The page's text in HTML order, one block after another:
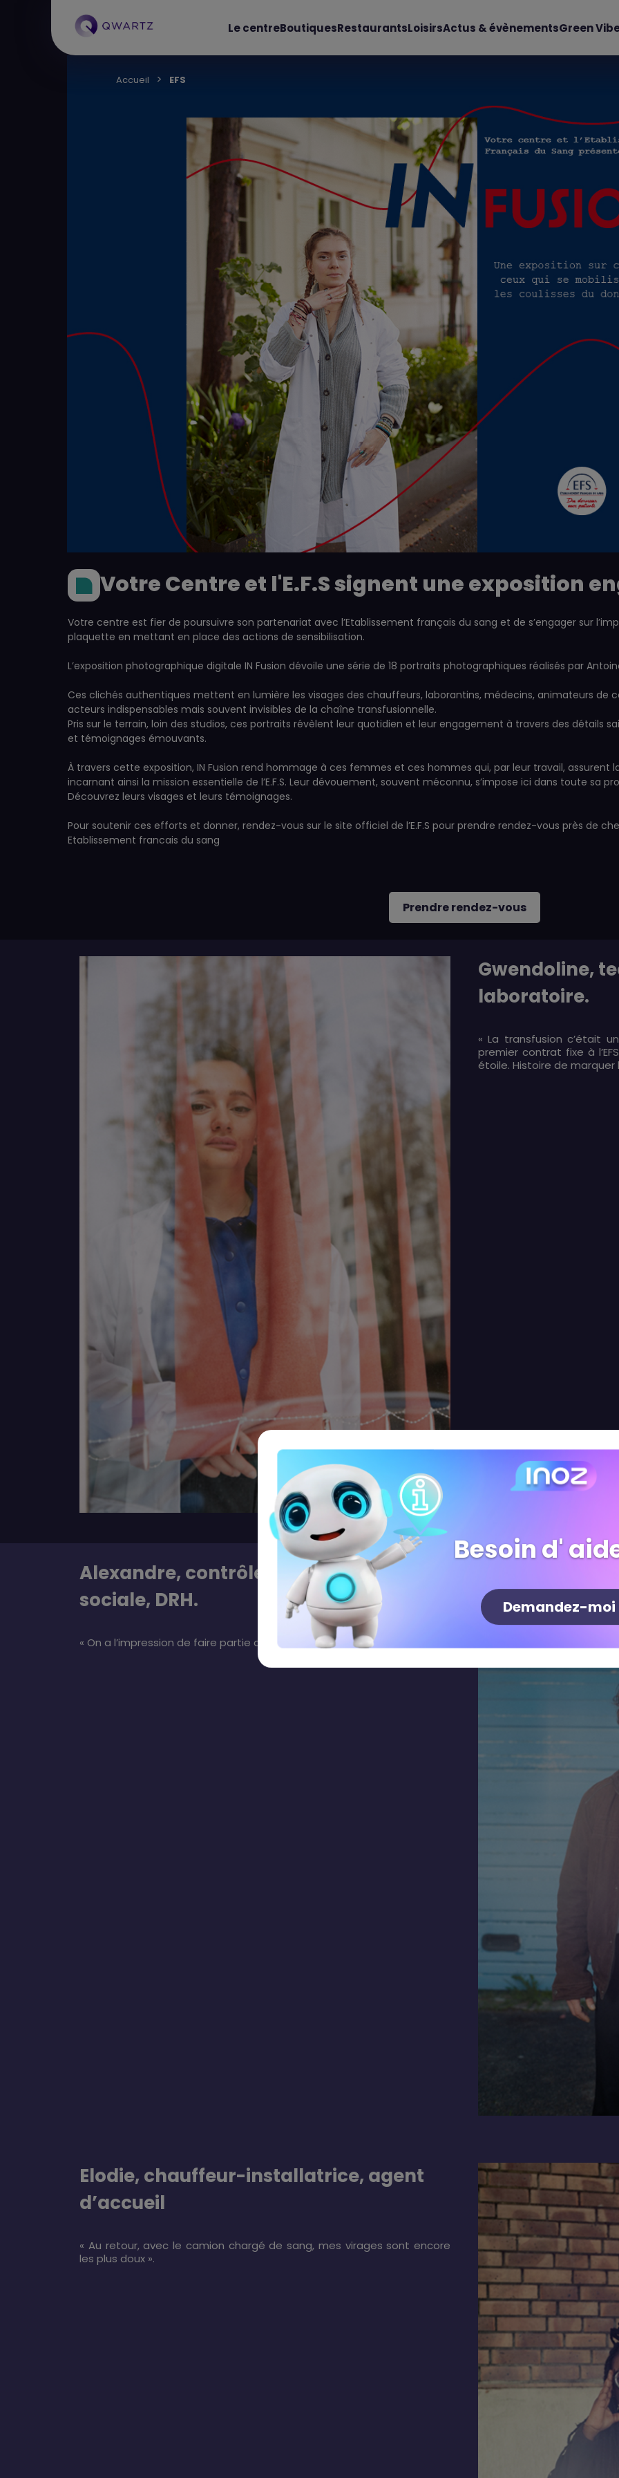
Le centreBoutiquesRestaurantsLoisirsActus & évènementsGreen
Accueil EFS
Votre Centre et l'E.F.S signent une exposition
Votre centre est fier de poursuivre son partenariat avec l’Etablissement français du sang et de s’engager sur
plaquette en mettant en place des actions de sensibilisation.
L’exposition photographique digitale IN Fusion dévoile une série de 18 portraits photographiques réalisés par
Ces clichés authentiques mettent en lumière les visages des chauffeurs, laborantins, médecins, animateurs de
acteurs indispensables mais souvent invisibles de la chaîne transfusionnelle.
Pris sur le terrain, loin des studios, ces portraits révèlent leur quotidien et leur engagement à travers des détails
et témoignages émouvants.
À travers cette exposition, IN Fusion rend hommage à ces femmes et ces hommes qui, par leur travail,
incarnant ainsi la mission essentielle de l’E.F.S. Leur dévouement, souvent méconnu, s’impose ici dans toute sa
Découvrez leurs visages et leurs témoignages.
Pour soutenir ces efforts et donner, rendez-vous sur le site officiel de l’E.F.S pour prendre rendez-vous près de
Etablissement francais du sang
Prendre rendez-vous
Gwendoline,
laboratoire.
« La transfusion c’était
premier contrat fixe à
étoile. Histoire de marquer
Alexandre, contrôleur de gestion
sociale, DRH.
« On a l’impression de faire partie de ce tout ».
Elodie, chauffeur-installatrice, agent
d’accueil
« Au retour, avec le camion chargé de sang, mes virages sont encore
les plus doux ».
Besoin d'
Demandez-moi